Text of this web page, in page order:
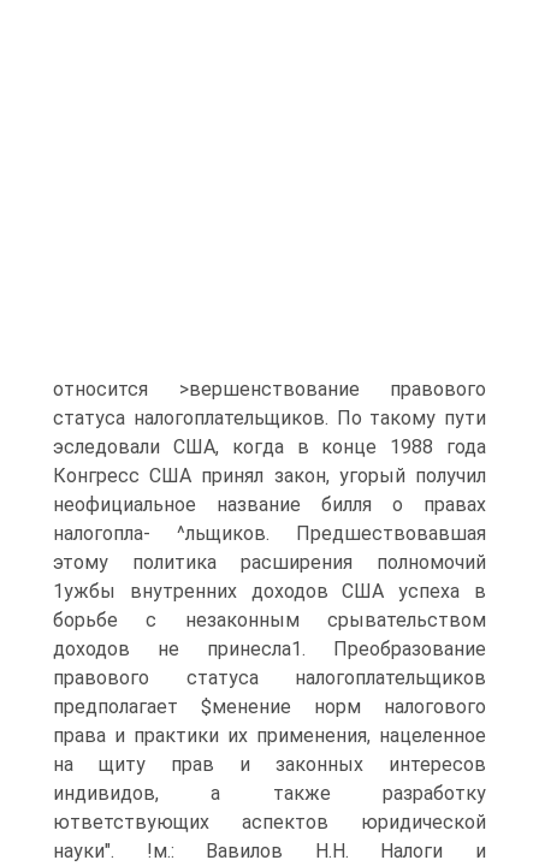
относится >вершенствование правового
статуса налогоплательщиков. По такому пути
эследовали США, когда в конце 1988 года
Конгресс США принял закон, угорый получил
неофициальное название билля о правах
налогопла- ^льщиков. Предшествовавшая
этому политика расширения полномочий
1ужбы внутренних доходов США успеха в
борьбе с незаконным срывательством
доходов не принесла1. Преобразование
правового статуса налогоплательщиков
предполагает $менение норм налогового
права и практики их применения, нацеленное
на щиту прав и законных интересов
индивидов, а также разработку
ютветствующих аспектов юридической
науки". !м.: Вавилов H.H. Налоги и